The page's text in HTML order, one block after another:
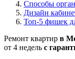
Способы
Дизайн
Топ-5 фишек
Ремонт квартир в
от 4 недель с